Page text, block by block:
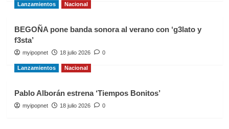
Lanzamientos Nacional
BEGOÑA pone banda sonora al verano con ‘g3lato y
f3sta’
myipopnet 18 julio 2026 0
Lanzamientos Nacional
Pablo Alborán estrena ‘Tiempos Bonitos’
myipopnet 18 julio 2026 0